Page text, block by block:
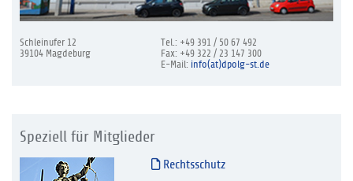
Schleinufer 12
39104 Magdeburg
Tel.: +49 391 / 50 67 492
Fax: +49 322 / 23 147 300
E-Mail: info(at)dpolg-st.de
Speziell für Mitglieder
Rechtsschutz